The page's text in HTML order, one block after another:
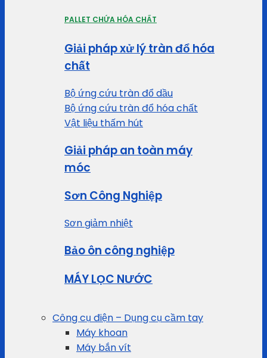
PALLET CHỨA HÓA CHẤT
Giải pháp xử lý tràn đổ hóa
chất
Bộ ứng cứu tràn đổ dầu
Bộ ứng cứu tràn đổ hóa chất
Vật liệu thấm hút
Giải pháp an toàn máy
móc
Sơn Công Nghiệp
Sơn giảm nhiệt
Bảo ôn công nghiệp
MÁY LỌC NƯỚC
Công cụ điện – Dụng cụ cầm tay
Máy khoan
Máy bắn vít